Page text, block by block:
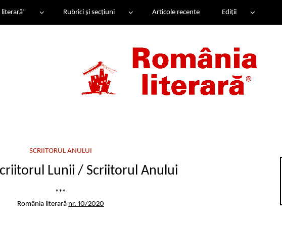
literară” Rubrici și secțiuni Articole recente Ediții
SCRIITORUL ANULUI
Lunii / Scriitorul Anului
***
România literară nr. 10/2020